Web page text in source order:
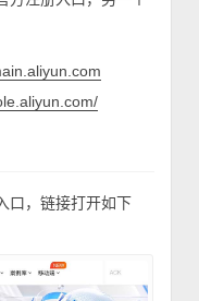
口，链接打开如下